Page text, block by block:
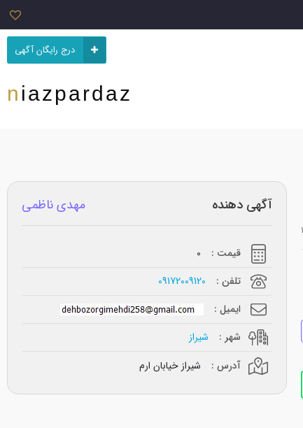
درج رایگان آگهی
niazpardaz
آگهی دهنده مهدی ناظمی
قیمت :
0
تلفن :
09172009120
ایمیل :
شهر :
شیراز
آدرس :
شیراز خیابان ارم